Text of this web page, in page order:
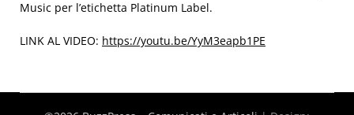
Music per l’etichetta Platinum Label.
LINK AL VIDEO: https://youtu.be/YyM3eapb1PE